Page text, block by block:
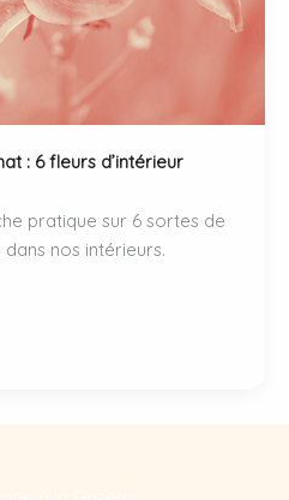
: 6 fleurs d’intérieur
pratique sur 6 sortes de
nos intérieurs.